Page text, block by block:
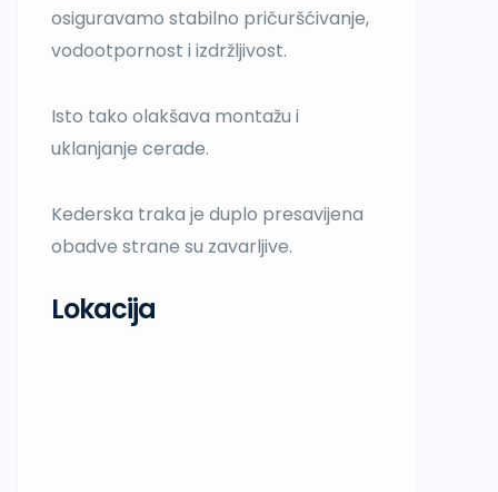
osiguravamo stabilno pričuršćivanje,
vodootpornost i izdržljivost.
Isto tako olakšava montažu i
uklanjanje cerade.
Kederska traka je duplo presavijena
obadve strane su zavarljive.
Lokacija